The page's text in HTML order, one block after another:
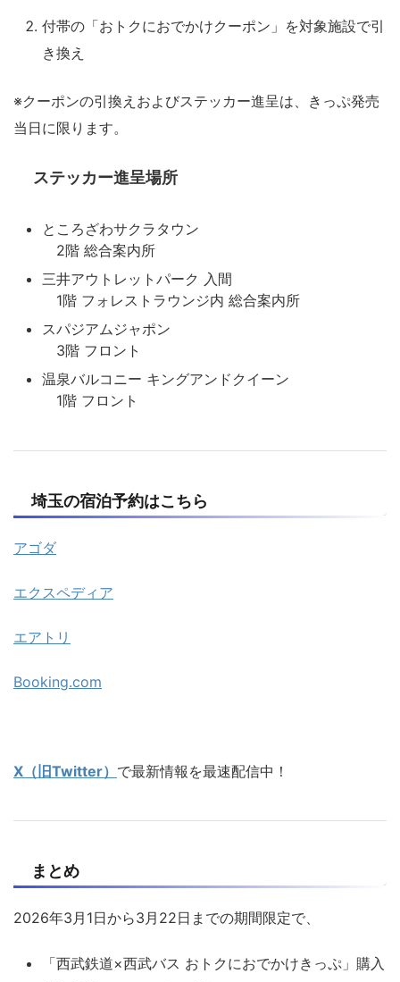
付帯の「おトクにおでかけクーポン」を対象施設で引
き換え
※クーポンの引換えおよびステッカー進呈は、きっぷ発売
当日に限ります。
ステッカー進呈場所
ところざわサクラタウン
2階 総合案内所
三井アウトレットパーク 入間
1階 フォレストラウンジ内 総合案内所
スパジアムジャポン
3階 フロント
温泉バルコニー キングアンドクイーン
1階 フロント
埼玉の宿泊予約はこちら
アゴダ
エクスペディア
エアトリ
Booking.com
X（旧Twitter） で最新情報を最速配信中！
まとめ
2026年3月1日から3月22日までの期間限定で、
「西武鉄道×西武バス おトクにおでかけきっぷ」購入